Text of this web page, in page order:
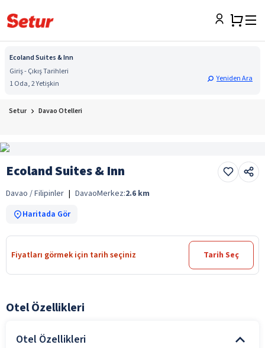
Ecoland Suites & Inn
Giriş - Çıkış Tarihleri
1 Oda, 2 Yetişkin
Yeniden Ara
Setur Davao Otelleri
Ecoland Suites & Inn
Davao / Filipinler | DavaoMerkez:2.6 km
Haritada Gör
Fiyatları görmek için tarih seçiniz Tarih Seç
Otel Özellikleri
Otel Özellikleri